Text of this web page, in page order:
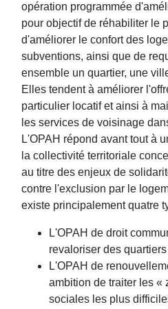
opération programmée
pour objectif de réhabiliter le
d'améliorer le confort des
subventions, ainsi que de
ensemble un quartier, une
Elles tendent à améliorer
particulier locatif et ainsi à
les services de voisinage
L'OPAH répond avant tout à
la collectivité territoriale
au titre des enjeux de
contre l'exclusion par le
existe principalement quatre
L'OPAH de droit
revaloriser des
L'OPAH de
ambition de traiter les «
sociales les plus